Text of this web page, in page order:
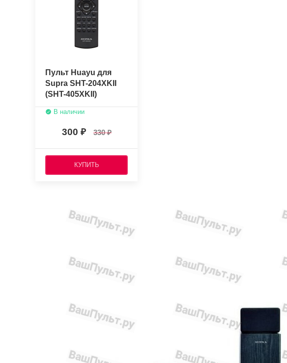
Пульт Huayu для
Supra SHT-204XKII
(SHT-405XKII)
В наличии
300 330
КУПИТЬ